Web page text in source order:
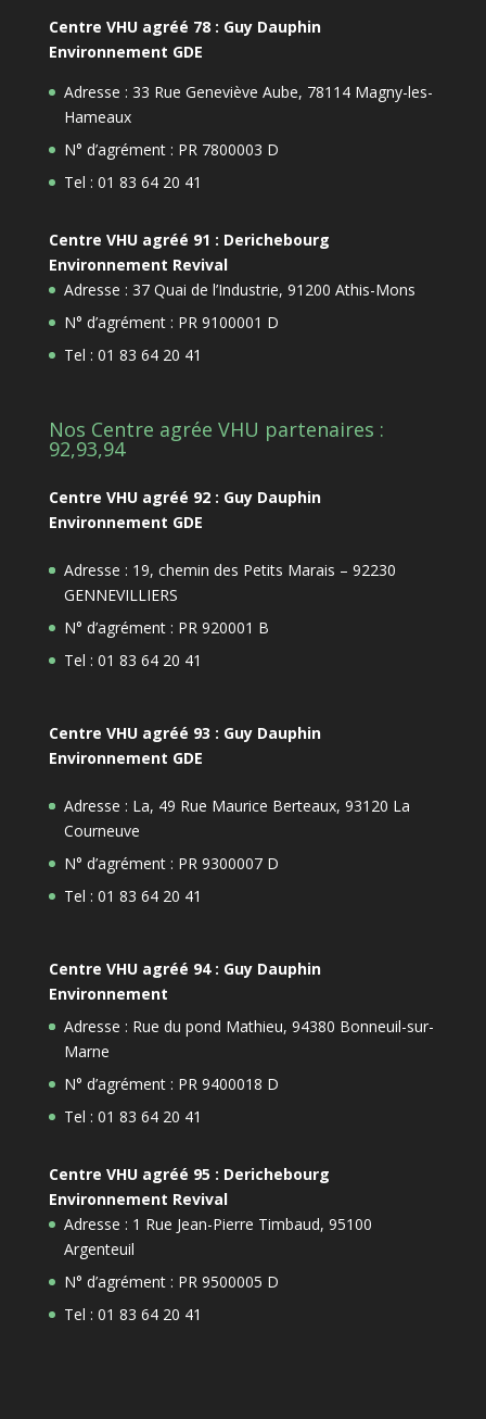
Centre VHU agréé 78 : Guy Dauphin
Environnement GDE
Adresse : 33 Rue Geneviève Aube, 78114 Magny-les-
Hameaux
N° d’agrément : PR 7800003 D
Tel : 01 83 64 20 41
Centre VHU agréé 91 : Derichebourg
Environnement Revival
Adresse : 37 Quai de l’Industrie, 91200 Athis-Mons
N° d’agrément : PR 9100001 D
Tel : 01 83 64 20 41
Nos Centre agrée VHU partenaires :
92,93,94
Centre VHU agréé 92 : Guy Dauphin
Environnement GDE
Adresse : 19, chemin des Petits Marais – 92230
GENNEVILLIERS
N° d’agrément : PR 920001 B
Tel : 01 83 64 20 41
Centre VHU agréé 93 : Guy Dauphin
Environnement GDE
Adresse : La, 49 Rue Maurice Berteaux, 93120 La
Courneuve
N° d’agrément : PR 9300007 D
Tel : 01 83 64 20 41
Centre VHU agréé 94 : Guy Dauphin
Environnement
Adresse : Rue du pond Mathieu, 94380 Bonneuil-sur-
Marne
N° d’agrément : PR 9400018 D
Tel : 01 83 64 20 41
Centre VHU agréé 95 : Derichebourg
Environnement Revival
Adresse : 1 Rue Jean-Pierre Timbaud, 95100
Argenteuil
N° d’agrément : PR 9500005 D
Tel : 01 83 64 20 41